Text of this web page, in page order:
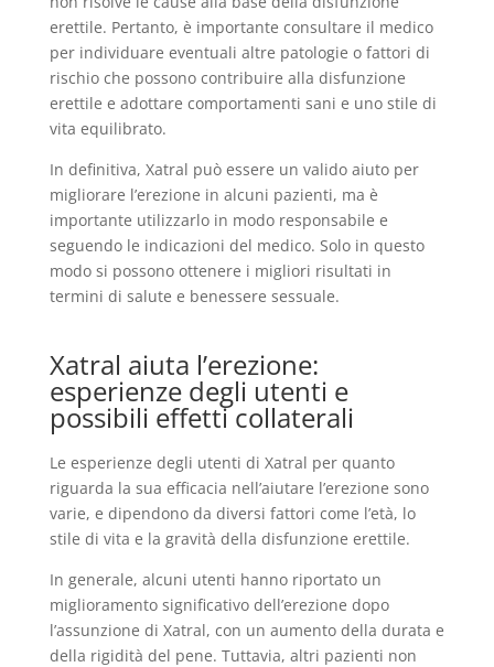
erettile. Pertanto, è importante consultare il medico
per individuare eventuali altre patologie o fattori di
rischio che possono contribuire alla disfunzione
erettile e adottare comportamenti sani e uno stile di
vita equilibrato.
In definitiva, Xatral può essere un valido aiuto per
migliorare l’erezione in alcuni pazienti, ma è
importante utilizzarlo in modo responsabile e
seguendo le indicazioni del medico. Solo in questo
modo si possono ottenere i migliori risultati in
termini di salute e benessere sessuale.
Xatral aiuta l’erezione:
esperienze degli utenti e
possibili effetti collaterali
Le esperienze degli utenti di Xatral per quanto
riguarda la sua efficacia nell’aiutare l’erezione sono
varie, e dipendono da diversi fattori come l’età, lo
stile di vita e la gravità della disfunzione erettile.
In generale, alcuni utenti hanno riportato un
miglioramento significativo dell’erezione dopo
l’assunzione di Xatral, con un aumento della durata e
della rigidità del pene. Tuttavia, altri pazienti non